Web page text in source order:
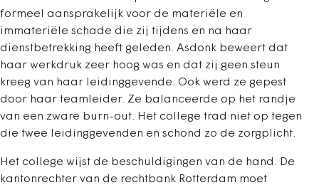
formeel aansprakelijk voor de materiële en
immateriële schade die zij tijdens en na haar
dienstbetrekking heeft geleden. Asdonk beweert dat
haar werkdruk zeer hoog was en dat zij geen steun
kreeg van haar leidinggevende. Ook werd ze gepest
door haar teamleider. Ze balanceerde op het randje
van een zware burn-out. Het college trad niet op tegen
die twee leidinggevenden en schond zo de zorgplicht.
Het college wijst de beschuldigingen van de hand. De
kantonrechter van de rechtbank Rotterdam moet